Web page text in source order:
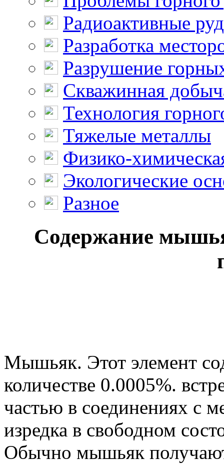
Радиоактивные
Разработка
Разрушение
Скважинная
Технология
Тяжелые металлы
Физико-
Экологические
Разное
Содержание
Мышьяк. Этот элемент
количестве 0.0005%.
частью в соединениях с
изредка в свободном
Обычно мышьяк